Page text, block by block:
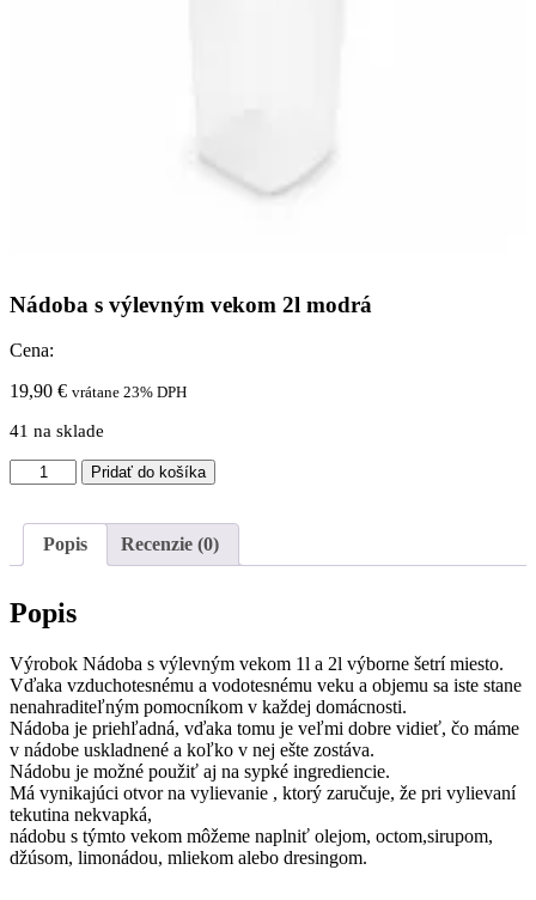
Nádoba s výlevným vekom 2l modrá
Cena:
19,90 € vrátane 23% DPH
41 na sklade
množstvo
Nádoba
výlevným
vekom
Pridať do košíka
Popis Recenzie (0)
Popis
Výrobok Nádoba s výlevným vekom 1l a 2l výborne šetrí miesto.
Vďaka vzduchotesnému a vodotesnému veku a objemu sa iste stane
nenahraditeľným pomocníkom v každej domácnosti.
Nádoba je priehľadná, vďaka tomu je veľmi dobre vidieť, čo máme
v nádobe uskladnené a koľko v nej ešte zostáva.
Nádobu je možné použiť aj na sypké ingrediencie.
Má vynikajúci otvor na vylievanie , ktorý zaručuje, že pri vylievaní
tekutina nekvapká,
nádobu s týmto vekom môžeme naplniť olejom, octom,sirupom,
džúsom, limonádou, mliekom alebo dresingom.